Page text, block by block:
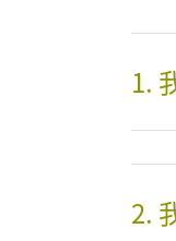
1.
2.